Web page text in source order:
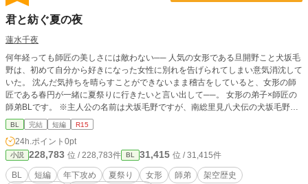
君と紡ぐ夏の夜
蓮水千夜
何年経っても師匠の美しさには敵わない── 人気の女形である旦開野こと犬坂毛
野は、初めて自分から好きになった女性に別れを告げられてしまい意気消沈して
いた。 沈んだ気持ちを晴らすことができないまま稽古をしていると、女形の師
匠である春円が一緒に夏祭りに行きたいと言い出して──。 女形の弟子×師匠の
師弟BLです。 ※主人公の名前は犬坂毛野ですが、南総里見八犬伝の犬坂毛野の
モデルになった実在の人物という設定なので、南総里見八犬伝要素はほとんどあ
りません。 ※「君と紡ぐ夏の夜 下」はR要素多めなので苦手な方はご注意で
す。
BL 完結 短編 R15
24h.ポイント 0pt
小説 228,783 位 / 228,783件 BL 31,415 位 / 31,415件
BL 短編 年下攻め 夏祭り 女形 師弟
架空歴史